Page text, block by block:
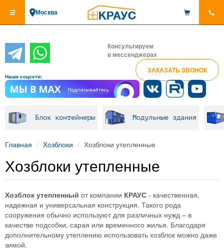
основному
Москва
Консультируем
в мессенджерах
ЗАКАЗАТЬ ЗВОНОК
Наши соцсети:
Блок контейнеры Модульные здания
Главная Хозблоки Хозблоки утепленные
Хозблоки утепленные
Хозблок утепленный от компании КРАУС - качественная,
надежная и универсальная конструкция. Такого рода
сооружения обычно используют для различных нужд – в
качестве подсобки, сарая или временного жилья. Благодаря
дополнительному утеплению использовать хозблок можно даже
зимой.